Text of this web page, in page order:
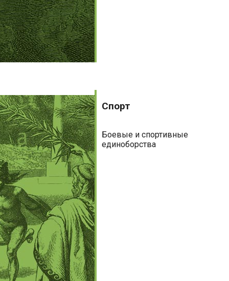
Спорт
Спорт
Боевые и спортивные
единоборства